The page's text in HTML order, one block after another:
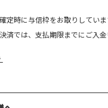
時に与信枠をお取りしてい
では、支払期限までにご入